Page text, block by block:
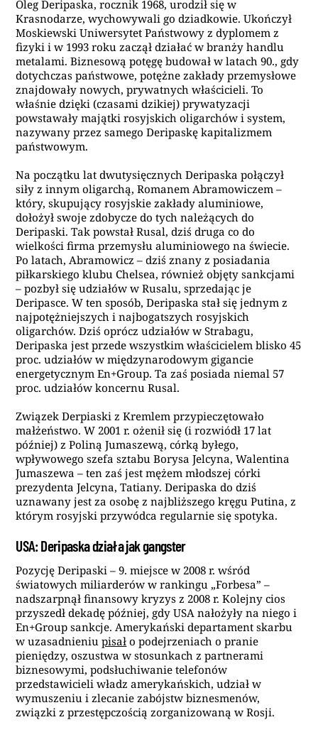
Oleg Deripaska, rocznik 1968, urodził się w
Krasnodarze, wychowywali go dziadkowie. Ukończył
Moskiewski Uniwersytet Państwowy z dyplomem z
fizyki i w 1993 roku zaczął działać w branży handlu
metalami. Biznesową potęgę budował w latach 90., gdy
dotychczas państwowe, potężne zakłady przemysłowe
znajdowały nowych, prywatnych właścicieli. To
właśnie dzięki (czasami dzikiej) prywatyzacji
powstawały majątki rosyjskich oligarchów i system,
nazywany przez samego Deripaskę kapitalizmem
państwowym.
Na początku lat dwutysięcznych Deripaska połączył
siły z innym oligarchą, Romanem Abramowiczem –
który, skupujący rosyjskie zakłady aluminiowe,
dołożył swoje zdobycze do tych należących do
Deripaski. Tak powstał Rusal, dziś druga co do
wielkości firma przemysłu aluminiowego na świecie.
Po latach, Abramowicz – dziś znany z posiadania
piłkarskiego klubu Chelsea, również objęty sankcjami
– pozbył się udziałów w Rusalu, sprzedając je
Deripasce. W ten sposób, Deripaska stał się jednym z
najpotężniejszych i najbogatszych rosyjskich
oligarchów. Dziś oprócz udziałów w Strabagu,
Deripaska jest przede wszystkim właścicielem blisko 45
proc. udziałów w międzynarodowym gigancie
energetycznym En+Group. Ta zaś posiada niemal 57
proc. udziałów koncernu Rusal.
Związek Derpiaski z Kremlem przypieczętowało
małżeństwo. W 2001 r. ożenił się (i rozwiódł 17 lat
później) z Poliną Jumaszewą, córką byłego,
wpływowego szefa sztabu Borysa Jelcyna, Walentina
Jumaszewa – ten zaś jest mężem młodszej córki
prezydenta Jelcyna, Tatiany. Deripaska do dziś
uznawany jest za osobę z najbliższego kręgu Putina, z
którym rosyjski przywódca regularnie się spotyka.
USA: Deripaska działa jak gangster
Pozycję Deripaski – 9. miejsce w 2008 r. wśród
światowych miliarderów w rankingu „Forbesa” –
nadszarpnął finansowy kryzys z 2008 r. Kolejny cios
przyszedł dekadę później, gdy USA nałożyły na niego i
En+Group sankcje. Amerykański departament skarbu
w uzasadnieniupisał o podejrzeniach o pranie
pieniędzy, oszustwa w stosunkach z partnerami
biznesowymi, podsłuchiwanie telefonów
przedstawicieli władz amerykańskich, udział w
wymuszeniu i zlecanie zabójstw biznesmenów,
związki z przestępczością zorganizowaną w Rosji.